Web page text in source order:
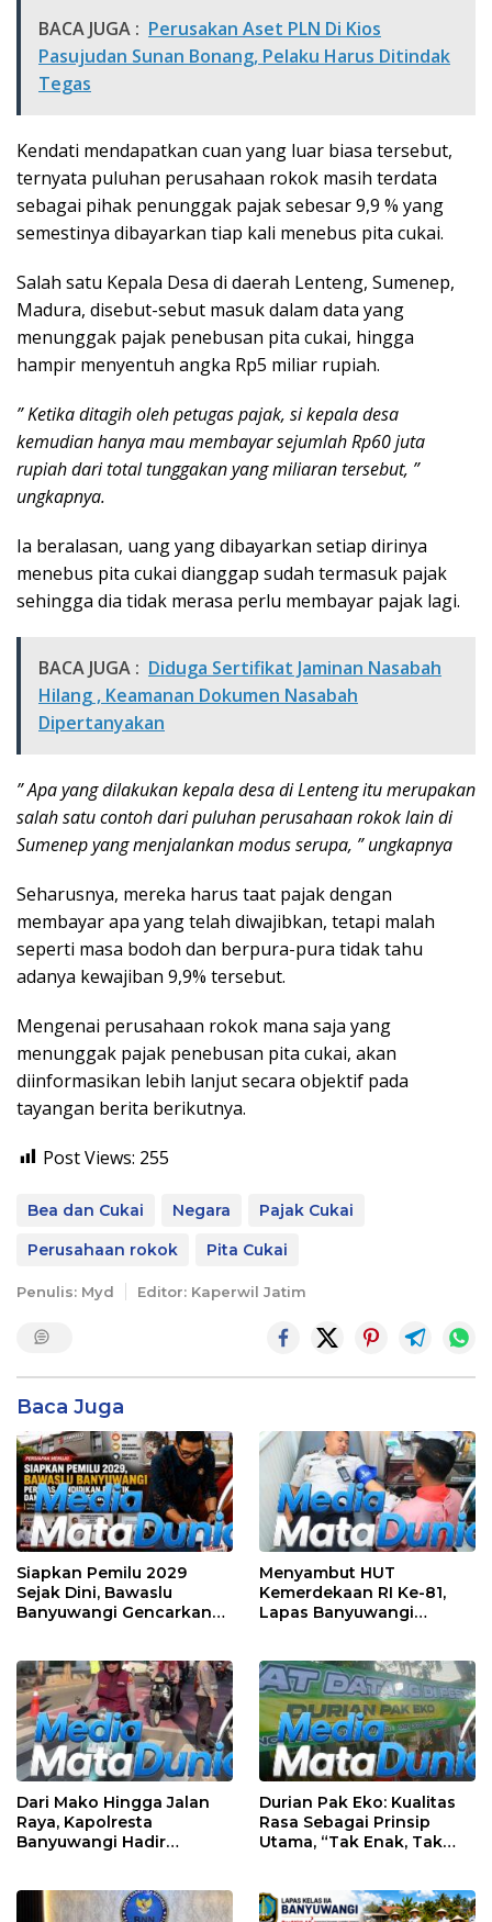
BACA JUGA : Perusakan Aset PLN Di Kios
Pasujudan Sunan Bonang, Pelaku Harus Ditindak
Tegas
Kendati mendapatkan cuan yang luar biasa tersebut,
ternyata puluhan perusahaan rokok masih terdata
sebagai pihak penunggak pajak sebesar 9,9 % yang
semestinya dibayarkan tiap kali menebus pita cukai.
Salah satu Kepala Desa di daerah Lenteng, Sumenep,
Madura, disebut-sebut masuk dalam data yang
menunggak pajak penebusan pita cukai, hingga
hampir menyentuh angka Rp5 miliar rupiah.
” Ketika ditagih oleh petugas pajak, si kepala desa
kemudian hanya mau membayar sejumlah Rp60 juta
rupiah dari total tunggakan yang miliaran tersebut, ”
ungkapnya.
Ia beralasan, uang yang dibayarkan setiap dirinya
menebus pita cukai dianggap sudah termasuk pajak
sehingga dia tidak merasa perlu membayar pajak lagi.
BACA JUGA : Diduga Sertifikat Jaminan Nasabah
Hilang , Keamanan Dokumen Nasabah
Dipertanyakan
” Apa yang dilakukan kepala desa di Lenteng itu merupakan
salah satu contoh dari puluhan perusahaan rokok lain di
Sumenep yang menjalankan modus serupa, ” ungkapnya
Seharusnya, mereka harus taat pajak dengan
membayar apa yang telah diwajibkan, tetapi malah
seperti masa bodoh dan berpura-pura tidak tahu
adanya kewajiban 9,9% tersebut.
Mengenai perusahaan rokok mana saja yang
menunggak pajak penebusan pita cukai, akan
diinformasikan lebih lanjut secara objektif pada
tayangan berita berikutnya.
Post Views: 255
Bea dan Cukai Negara
Pajak Cukai
Perusahaan rokok
Pita Cukai
Penulis: Myd Editor: Kaperwil Jatim
Baca Juga
Siapkan Pemilu 2029
Sejak Dini, Bawaslu
Banyuwangi Gencarkan
Menyambut HUT
Kemerdekaan RI Ke-81,
Lapas Banyuwangi
Dari Mako Hingga Jalan
Raya, Kapolresta
Banyuwangi Hadir
Masyarakat
Durian Pak Eko: Kualitas
Rasa Sebagai Prinsip
Utama, “Tak Enak, Tak